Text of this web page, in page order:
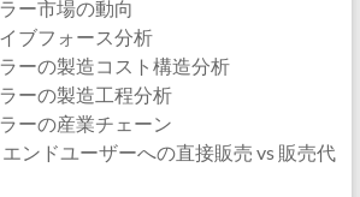
ー市場の動向
ブフォース分析
ーの製造コスト構造分析
ーの製造工程分析
ーの産業チェーン
エンドユーザーへの直接販売 vs 販売代